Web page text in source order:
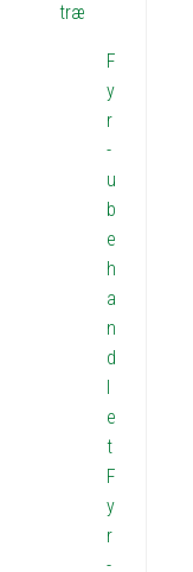
træ
F
y
r
-
u
b
e
h
a
n
d
l
e
t
F
y
r
-